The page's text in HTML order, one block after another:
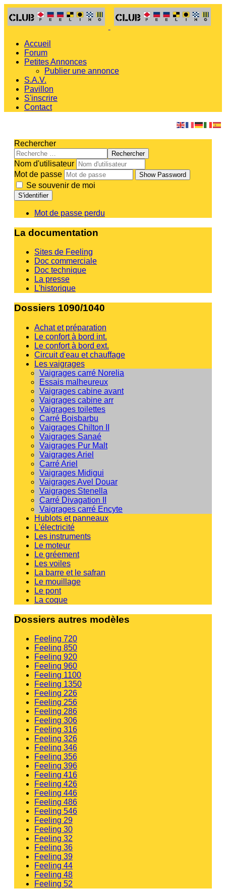
Accueil
Forum
Petites Annonces
Publier une annonce
S.A.V.
Pavillon
S'inscrire
Contact
Rechercher
Rechercher
Nom d'utilisateur
Mot de passe
Show Password
Se souvenir de moi
S'identifier
Mot de passe perdu
La documentation
Sites de Feeling
Doc commerciale
Doc technique
La presse
L'historique
Dossiers 1090/1040
Achat et préparation
Le confort à bord int.
Le confort à bord ext.
Circuit d'eau et chauffage
Les vaigrages
Vaigrages carré Norelia
Essais malheureux
Vaigrages cabine avant
Vaigrages cabine arr
Vaigrages toilettes
Carré Boisbarbu
Vaigrages Chilton II
Vaigrages Sanaé
Vaigrages Pur Malt
Vaigrages Ariel
Carré Ariel
Vaigrages Midigui
Vaigrages Avel Douar
Vaigrages Stenella
Carré Divagation II
Vaigrages carré Encyte
Hublots et panneaux
L'électricité
Les instruments
Le moteur
Le gréement
Les voiles
La barre et le safran
Le mouillage
Le pont
La coque
Dossiers autres modèles
Feeling 720
Feeling 850
Feeling 920
Feeling 960
Feeling 1100
Feeling 1350
Feeling 226
Feeling 256
Feeling 286
Feeling 306
Feeling 316
Feeling 326
Feeling 346
Feeling 356
Feeling 396
Feeling 416
Feeling 426
Feeling 446
Feeling 486
Feeling 546
Feeling 29
Feeling 30
Feeling 32
Feeling 36
Feeling 39
Feeling 44
Feeling 48
Feeling 52